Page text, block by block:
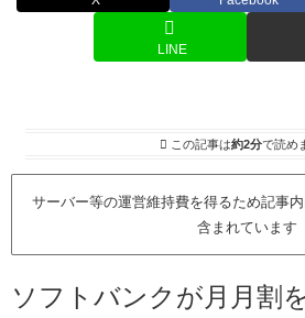
LINE
この記事は約2分で読め
サーバー等の運営維持費を得るため記事
含まれています
ソフトバンクが月月割